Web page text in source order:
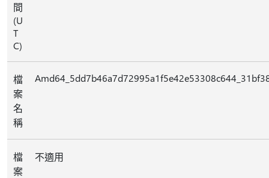
間
(U
T
C)
檔
案
名
稱
檔
案
不適用